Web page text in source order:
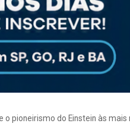
pioneirismo do Einstein às